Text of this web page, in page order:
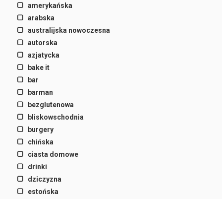
amerykańska
arabska
australijska nowoczesna
autorska
azjatycka
bake it
bar
barman
bezglutenowa
bliskowschodnia
burgery
chińska
ciasta domowe
drinki
dziczyzna
estońska